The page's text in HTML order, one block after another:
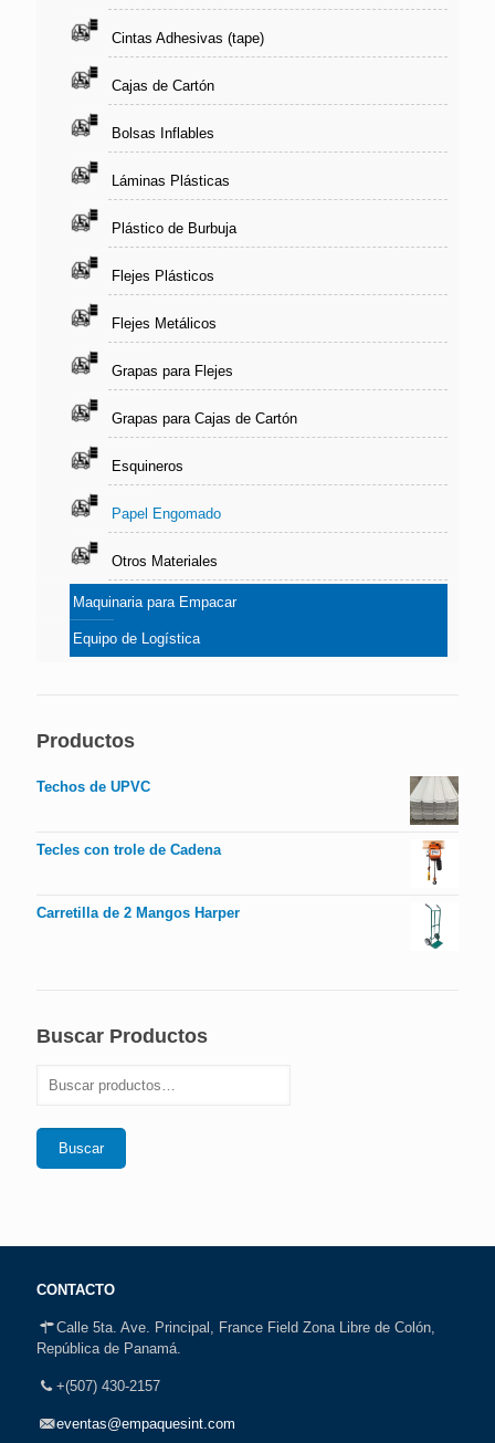
Cintas Adhesivas (tape)
Cajas de Cartón
Bolsas Inflables
Láminas Plásticas
Plástico de Burbuja
Flejes Plásticos
Flejes Metálicos
Grapas para Flejes
Grapas para Cajas de Cartón
Esquineros
Papel Engomado
Otros Materiales
Maquinaria para Empacar
Equipo de Logística
Productos
Techos de UPVC
Tecles con trole de Cadena
Carretilla de 2 Mangos Harper
Buscar Productos
Buscar
CONTACTO
Calle 5ta. Ave. Principal, France Field Zona Libre de Colón,
República de Panamá.
+(507) 430-2157
eventas@empaquesint.com